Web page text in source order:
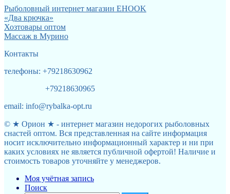
Рыболовный интернет магазин EHOOK
«Два крючка»
Хозтовары оптом
Массаж в Мурино
Контакты
телефоны: +79218630962
+79218630965
email: info@rybalka-opt.ru
© ★ Орион ★ - интернет магазин недорогих рыболовных
снастей оптом. Вся представленная на сайте информация
носит исключительно информационный характер и ни при
каких условиях не является публичной офертой! Наличие и
стоимость товаров уточняйте у менеджеров.
Моя учётная запись
Поиск